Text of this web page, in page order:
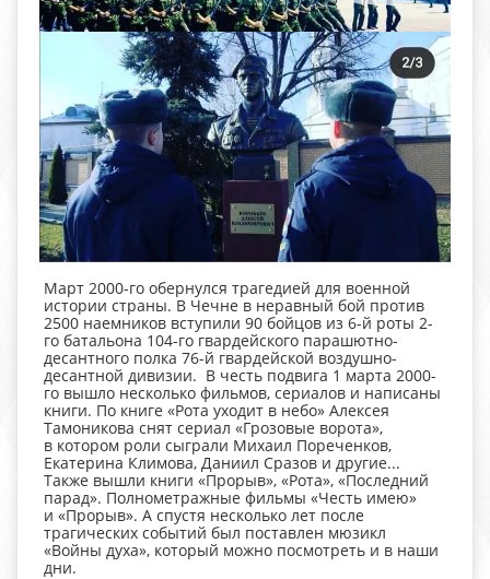
Март 2000-го обернулся трагедией для военной
истории страны. В Чечне в неравный бой против
2500 наемников вступили 90 бойцов из 6-й роты 2-
го батальона 104-го гвардейского парашютно-
десантного полка 76-й гвардейской воздушно-
десантной дивизии. В честь подвига 1 марта 2000-
го вышло несколько фильмов, сериалов и написаны
книги. По книге «Рота уходит в небо» Алексея
Тамоникова снят сериал «Грозовые ворота»,
в котором роли сыграли Михаил Пореченков,
Екатерина Климова, Даниил Сразов и другие...
Также вышли книги «Прорыв», «Рота», «Последний
парад». Полнометражные фильмы «Честь имею»
и «Прорыв». А спустя несколько лет после
трагических событий был поставлен мюзикл
«Войны духа», который можно посмотреть и в наши
дни.